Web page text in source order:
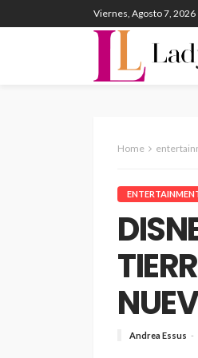
Viernes, Agosto 7, 2026
Home
Andrea Essus